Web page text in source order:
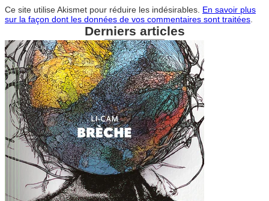
Ce site utilise Akismet pour réduire les indésirables. En savoir plus
sur la façon dont les données de vos commentaires sont traitées
Derniers articles